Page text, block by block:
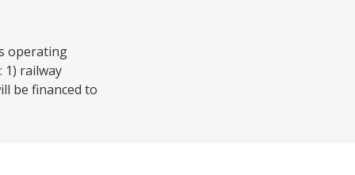
operating
1) railway
be financed to